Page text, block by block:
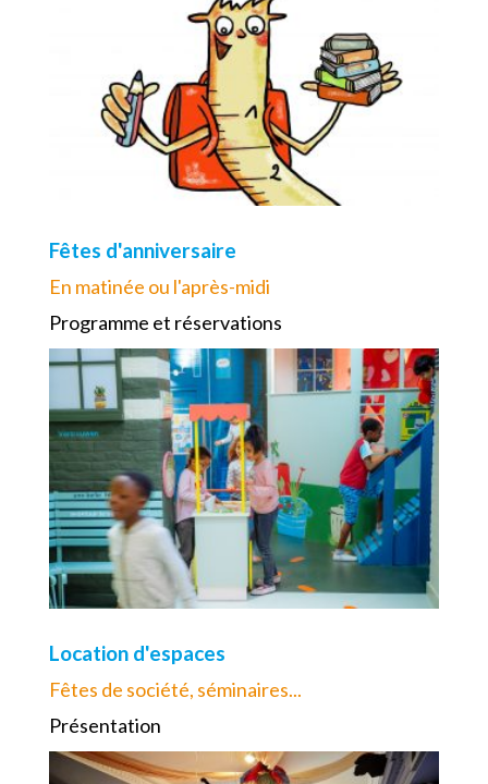
Fêtes d'anniversaire
En matinée ou l'après-midi
Programme et réservations
Location d'espaces
Fêtes de société, séminaires...
Présentation